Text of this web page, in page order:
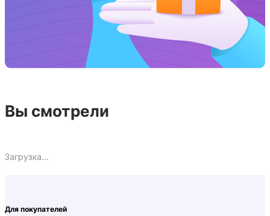
Вы смотрели
Загрузка...
Для покупателей